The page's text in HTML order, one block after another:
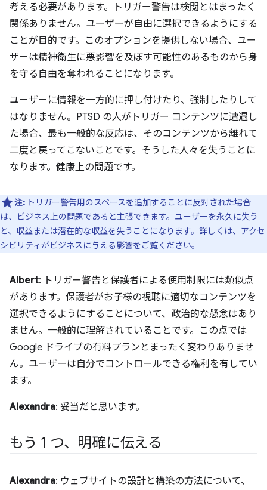
考える必要があります。トリガー警告は検閲とはまったく
関係ありません。ユーザーが自由に選択できるようにする
ことが目的です。このオプションを提供しない場合、ユー
ザーは精神衛生に悪影響を及ぼす可能性のあるものから身
を守る自由を奪われることになります。
ユーザーに情報を一方的に押し付けたり、強制したりして
はなりません。PTSD の人がトリガー コンテンツに遭遇し
た場合、最も一般的な反応は、そのコンテンツから離れて
二度と戻ってこないことです。そうした人々を失うことに
なります。健康上の問題です。
注: トリガー警告用のスペースを追加することに反対された場合
は、ビジネス上の問題であると主張できます。ユーザーを永久に失う
と、収益または潜在的な収益を失うことになります。詳しくは、 アクセ
シビリティがビジネスに与える影響をご覧ください。
Albert: トリガー警告と保護者による使用制限には類似点
があります。保護者がお子様の視聴に適切なコンテンツを
選択できるようにすることについて、政治的な懸念はあり
ません。一般的に理解されていることです。この点では
Google ドライブの有料プランとまったく変わりありませ
ん。ユーザーは自分でコントロールできる権利を有してい
ます。
Alexandra: 妥当だと思います。
もう 1 つ、明確に伝える
Alexandra: ウェブサイトの設計と構築の方法について、